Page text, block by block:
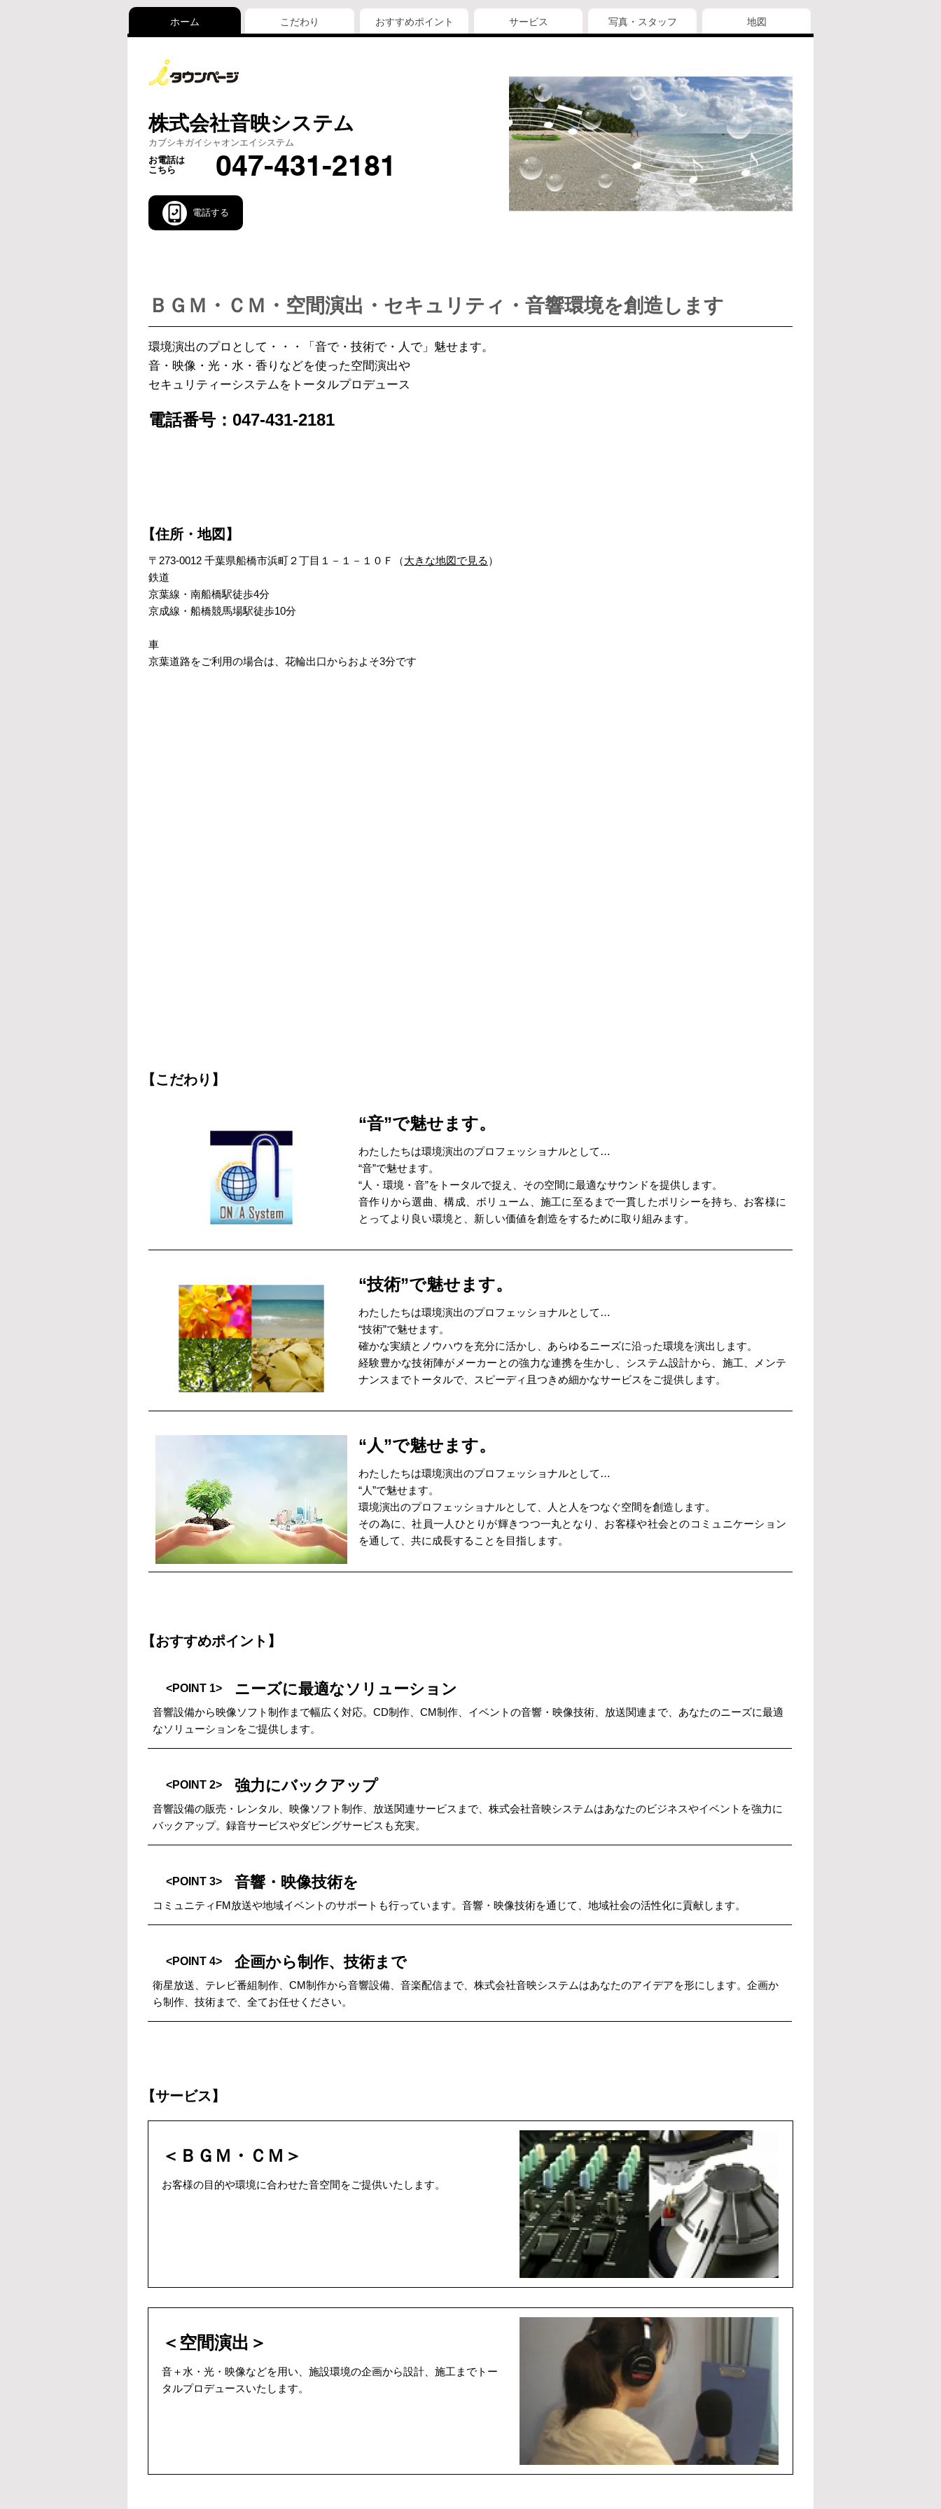
ホーム こだわり おすすめポイント サービス 写真・スタッフ 地図
株式会社音映システム
カブシキガイシャオンエイシステム
お電話は
こちら
047-431-2181
電話する
ＢＧＭ・ＣＭ・空間演出・セキュリティ・音響環境を創造します
環境演出のプロとして・・・「音で・技術で・人で」魅せます。
音・映像・光・水・香りなどを使った空間演出や
セキュリティーシステムをトータルプロデュース
電話番号：047-431-2181
【住所・地図】
〒273-0012 千葉県船橋市浜町２丁目１－１－１０Ｆ（大きな地図で見る ）
鉄道
京葉線・南船橋駅徒歩4分
京成線・船橋競馬場駅徒歩10分
車
京葉道路をご利用の場合は、花輪出口からおよそ3分です
【こだわり】
“音”で魅せます。
わたしたちは環境演出のプロフェッショナルとして…
“音”で魅せます。
“人・環境・音”をトータルで捉え、その空間に最適なサウンドを提供します。
音作りから選曲、構成、ボリューム、施工に至るまで一貫したポリシーを持ち、お客様に
とってより良い環境と、新しい価値を創造をするために取り組みます。
“技術”で魅せます。
わたしたちは環境演出のプロフェッショナルとして…
“技術”で魅せます。
確かな実績とノウハウを充分に活かし、あらゆるニーズに沿った環境を演出します。
経験豊かな技術陣がメーカーとの強力な連携を生かし、システム設計から、施工、メンテ
ナンスまでトータルで、スピーディ且つきめ細かなサービスをご提供します。
“人”で魅せます。
わたしたちは環境演出のプロフェッショナルとして…
“人”で魅せます。
環境演出のプロフェッショナルとして、人と人をつなぐ空間を創造します。
その為に、社員一人ひとりが輝きつつ一丸となり、お客様や社会とのコミュニケーション
を通して、共に成長することを目指します。
【おすすめポイント】
<POINT 1> ニーズに最適なソリューション
音響設備から映像ソフト制作まで幅広く対応。CD制作、CM制作、イベントの音響・映像技術、放送関連まで、あなたのニーズに最適
なソリューションをご提供します。
<POINT 2> 強力にバックアップ
音響設備の販売・レンタル、映像ソフト制作、放送関連サービスまで、株式会社音映システムはあなたのビジネスやイベントを強力に
バックアップ。録音サービスやダビングサービスも充実。
<POINT 3> 音響・映像技術を
コミュニティFM放送や地域イベントのサポートも行っています。音響・映像技術を通じて、地域社会の活性化に貢献します。
<POINT 4> 企画から制作、技術まで
衛星放送、テレビ番組制作、CM制作から音響設備、音楽配信まで、株式会社音映システムはあなたのアイデアを形にします。企画か
ら制作、技術まで、全てお任せください。
【サービス】
＜ＢＧＭ・ＣＭ＞
お客様の目的や環境に合わせた音空間をご提供いたします。
＜空間演出＞
音＋水・光・映像などを用い、施設環境の企画から設計、施工までトー
タルプロデュースいたします。